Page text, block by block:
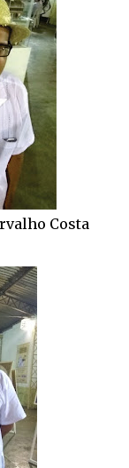
Costa